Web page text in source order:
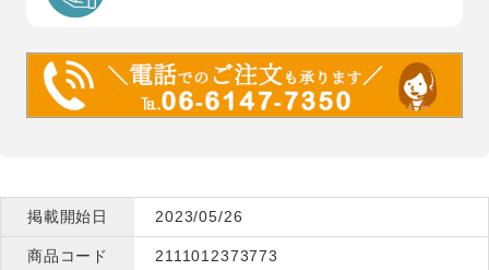
掲載開始日 2023/05/26
商品コード 2111012373773